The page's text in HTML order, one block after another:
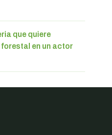
que quiere
en un actor